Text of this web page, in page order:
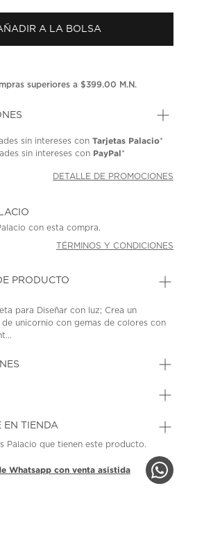
puntuación.
en
la
A LA BOLSA
superiores a $399.00 M.N.
sin intereses conTarjetas Palacio*
sin intereses con PayPal*
DETALLE DE PROMOCIONES
con esta compra.
TÉRMINOS Y CONDICIONES
PRODUCTO
para Diseñar con luz; Crea un
unicornio con gemas de colores con
EN TIENDA
Palacio que tienen este producto.
Whatsapp con venta asistida